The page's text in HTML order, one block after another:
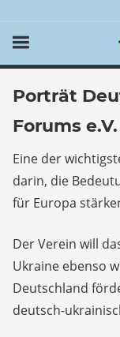
Porträt
Forums e.V.
Eine der
darin, die
für Europa
Der Verein will
Ukraine ebenso
Deutschland
deutsch-